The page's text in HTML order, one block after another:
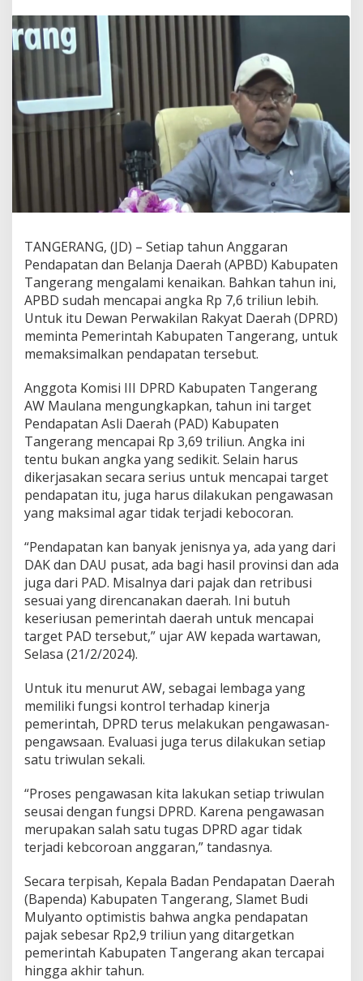
a
t
a
P
m
k
a
b
k
s
i
m
a
l
k
a
n
e
n
d
a
p
a
a
n
s
l
i
D
a
e
a
h
TANGERANG, (JD) – Setiap tahun Anggaran
Pendapatan dan Belanja Daerah (APBD) Kabupaten
Tangerang mengalami kenaikan. Bahkan tahun ini,
APBD sudah mencapai angka Rp 7,6 triliun lebih.
Untuk itu Dewan Perwakilan Rakyat Daerah (DPRD)
meminta Pemerintah Kabupaten Tangerang, untuk
memaksimalkan pendapatan tersebut.
Anggota Komisi III DPRD Kabupaten Tangerang
AW Maulana mengungkapkan, tahun ini target
Pendapatan Asli Daerah (PAD) Kabupaten
Tangerang mencapai Rp 3,69 triliun. Angka ini
tentu bukan angka yang sedikit. Selain harus
dikerjasakan secara serius untuk mencapai target
pendapatan itu, juga harus dilakukan pengawasan
yang maksimal agar tidak terjadi kebocoran.
“Pendapatan kan banyak jenisnya ya, ada yang dari
DAK dan DAU pusat, ada bagi hasil provinsi dan ada
juga dari PAD. Misalnya dari pajak dan retribusi
sesuai yang direncanakan daerah. Ini butuh
keseriusan pemerintah daerah untuk mencapai
target PAD tersebut,” ujar AW kepada wartawan,
Selasa (21/2/2024).
Untuk itu menurut AW, sebagai lembaga yang
memiliki fungsi kontrol terhadap kinerja
pemerintah, DPRD terus melakukan pengawasan-
pengawsaan. Evaluasi juga terus dilakukan setiap
satu triwulan sekali.
“Proses pengawasan kita lakukan setiap triwulan
seusai dengan fungsi DPRD. Karena pengawasan
merupakan salah satu tugas DPRD agar tidak
terjadi kebcoroan anggaran,” tandasnya.
Secara terpisah, Kepala Badan Pendapatan Daerah
(Bapenda) Kabupaten Tangerang, Slamet Budi
Mulyanto optimistis bahwa angka pendapatan
pajak sebesar Rp2,9 triliun yang ditargetkan
pemerintah Kabupaten Tangerang akan tercapai
hingga akhir tahun.